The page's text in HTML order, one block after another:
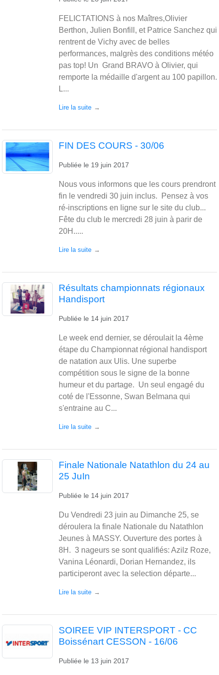
FELICTATIONS à nos Maîtres,Olivier
Berthon, Julien Bonfill, et Patrice Sanchez qui
rentrent de Vichy avec de belles
performances, malgrès des conditions météo
pas top! Un Grand BRAVO à Olivier, qui
remporte la médaille d'argent au 100 papillon.
L...
Lire la suite
FIN DES COURS - 30/06
Publiée le 19 juin 2017
Nous vous informons que les cours prendront
fin le vendredi 30 juin inclus. Pensez à vos
ré-inscriptions en ligne sur le site du club...
Fête du club le mercredi 28 juin à parir de
20H.....
Lire la suite
Résultats championnats régionaux
Handisport
Publiée le 14 juin 2017
Le week end dernier, se déroulait la 4ème
étape du Championnat régional handisport
de natation aux Ulis. Une superbe
compétition sous le signe de la bonne
humeur et du partage. Un seul engagé du
coté de l'Essonne, Swan Belmana qui
s'entraine au C...
Lire la suite
Finale Nationale Natathlon du 24 au
25 JuIn
Publiée le 14 juin 2017
Du Vendredi 23 juin au Dimanche 25, se
déroulera la finale Nationale du Natathlon
Jeunes à MASSY. Ouverture des portes à
8H. 3 nageurs se sont qualifiés: Azilz Roze,
Vanina Léonardi, Dorian Hernandez, ils
participeront avec la selection départe...
Lire la suite
SOIREE VIP INTERSPORT - CC
Boissénart CESSON - 16/06
Publiée le 13 juin 2017